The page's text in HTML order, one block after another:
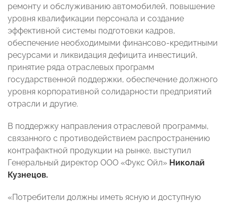
ремонту и обслуживанию автомобилей, повышение
уровня квалификации персонала и создание
эффективной системы подготовки кадров,
обеспечение необходимыми финансово-кредитными
ресурсами и ликвидация дефицита инвестиций,
принятие ряда отраслевых программ
государственной поддержки, обеспечение должного
уровня корпоративной солидарности предприятий
отрасли и другие.
В поддержку направления отраслевой программы,
связанного с противодействием распространению
контрафактной продукции на рынке, выступил
Генеральный директор ООО «Фукс Ойл» Николай
Кузнецов.
«Потребители должны иметь ясную и доступную